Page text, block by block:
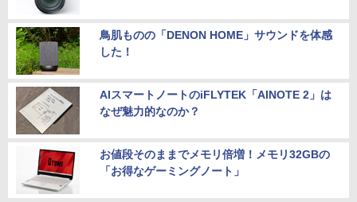
鳥肌ものの「DENON HOME」サウンドを体感
した！
AIスマートノートのiFLYTEK「AINOTE 2」は
なぜ魅力的なのか？
お値段そのままでメモリ倍増！メモリ32GBの
「お得なゲーミングノート」